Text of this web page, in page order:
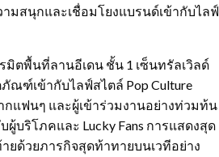
มสนุกและเชื่อมโยงแบรนด์เข้ากับไลฟ์
มิตพื้นที่ลานอีเดน ชั้น 1 เซ็นทรัลเวิลด์
ภัณฑ์เข้ากับไลฟ์สไตล์ Pop Culture
กแฟนๆ และผู้เข้าร่วมงานอย่างท่วมท้น
ผู้บริโภคและ Lucky Fans การแสดงสุด
ายด้วยภารกิจสุดท้าทายบนเวทีอย่าง